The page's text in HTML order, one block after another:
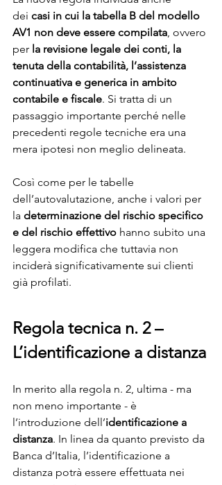
dei casi in cui la tabella B del modello
AV1 non deve essere compilata, ovvero
per la revisione legale dei conti, la
tenuta della contabilità, l’assistenza
continuativa e generica in ambito
contabile e fiscale. Si tratta di un
passaggio importante perché nelle
precedenti regole tecniche era una
mera ipotesi non meglio delineata.
Così come per le tabelle
dell’autovalutazione, anche i valori per
la determinazione del rischio specifico
e del rischio effettivo hanno subito una
leggera modifica che tuttavia non
inciderà significativamente sui clienti
già profilati.
Regola tecnica n. 2 –
L’identificazione a distanza
In merito alla regola n. 2, ultima - ma
non meno importante - è
l’introduzione dell’identificazione a
distanza. In linea da quanto previsto da
Banca d’Italia, l’identificazione a
distanza potrà essere effettuata nei